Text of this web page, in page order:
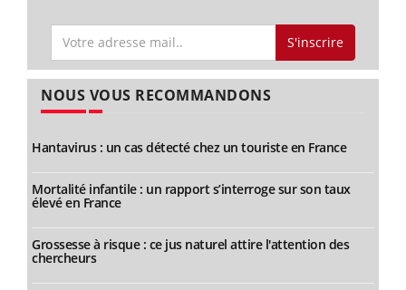
S'inscrire
NOUS VOUS RECOMMANDONS
Hantavirus : un cas détecté chez un touriste en France
Mortalité infantile : un rapport s’interroge sur son taux
élevé en France
Grossesse à risque : ce jus naturel attire l'attention des
chercheurs